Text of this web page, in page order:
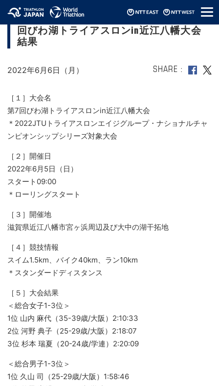
メ
ニ
【2022JTUエイジNCSスタンダード】第7
回びわ湖トライアスロンin近江八幡大会
結果
2022年6月6日（月） SHARE
［１］大会名
第7回びわ湖トライアスロンin近江八幡大会
＊2022JTUトライアスロンエイジグループ・ナショナルチャ
ンピオンシップシリーズ対象大会
［２］開催日
2022年6月5日（日）
スタート09:00
＊ローリングスタート
［３］開催地
滋賀県近江八幡市宮ヶ浜周辺及び大中の湖干拓地
［４］競技情報
スイム1.5km、バイク40km、ラン10km
＊スタンダードディスタンス
［５］大会結果
＜総合女子1-3位＞
1位 山内 麻代（35-39歳/大阪）2:10:33
2位 河野 典子（25-29歳/大阪）2:18:07
3位 杉本 瑞夏（20-24歳/学連）2:20:09
＜総合男子1-3位＞
1位 久山 司（25-29歳/大阪）1:58:46